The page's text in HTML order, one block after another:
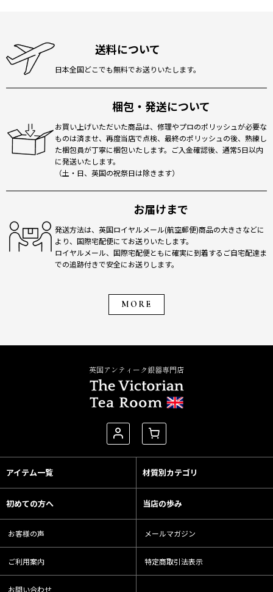
送料について
日本全国どこでも無料でお送りいたします。
梱包・発送について
お買い上げいただいた商品は、修理やプロのポリッシュが必要な
ものは済ませ、再度当店で点検、最終のポリッシュの後、熟練し
た梱包員が丁寧に梱包いたします。ご入金確認後、通常5日以内
に発送いたします。
（土・日、英国の祝祭日は除きます）
お届けまで
発送方法は、英国ロイヤルメール(航空郵便)商品の大きさなどに
より、国際宅配便にてお送りいたします。
ロイヤルメール、国際宅配便ともに確実に到着するご自宅配達ま
での追跡付きで安全にお送りします。
MORE
英国アンティーク銀器専門店
アイテム一覧 材質別カテゴリ
初めての方へ 当店の歩み
お客様の声 メールマガジン
ご利用案内 特定商取引法表示
お問い合わせ